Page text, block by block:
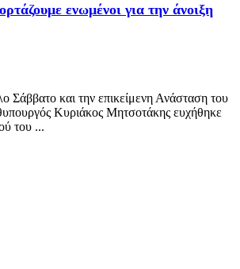
ενωμένοι για την άνοιξη
και την επικείμενη Ανάσταση του
Κυριάκος Μητσοτάκης ευχήθηκε
του ...